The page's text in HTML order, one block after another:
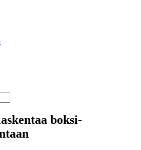
boksi-